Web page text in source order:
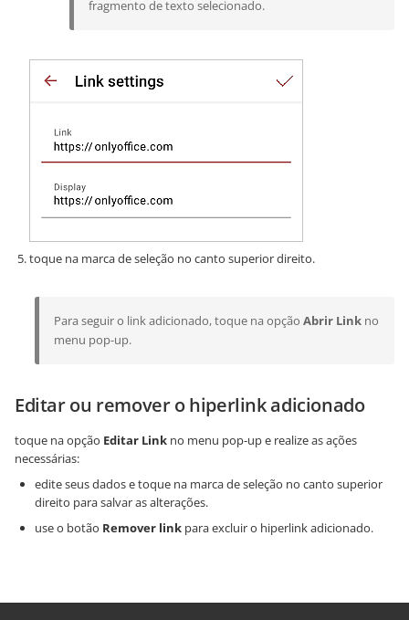
fragmento de texto selecionado.
toque na marca de seleção no canto superior direito.
Para seguir o link adicionado, toque na opção Abrir Link no
menu pop-up.
Editar ou remover o hiperlink adicionado
toque na opção Editar Link no menu pop-up e realize as ações
necessárias:
edite seus dados e toque na marca de seleção no canto superior
direito para salvar as alterações.
use o botão Remover link para excluir o hiperlink adicionado.